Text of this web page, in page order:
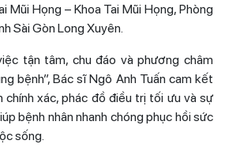
Mũi Họng – Khoa Tai Mũi Họng, Phòng
Sài Gòn Long Xuyên.
tận tâm, chu đáo và phương châm
bệnh”, Bác sĩ Ngô Anh Tuấn cam kết
chính xác, phác đồ điều trị tối ưu và sự
bệnh nhân nhanh chóng phục hồi sức
sống.